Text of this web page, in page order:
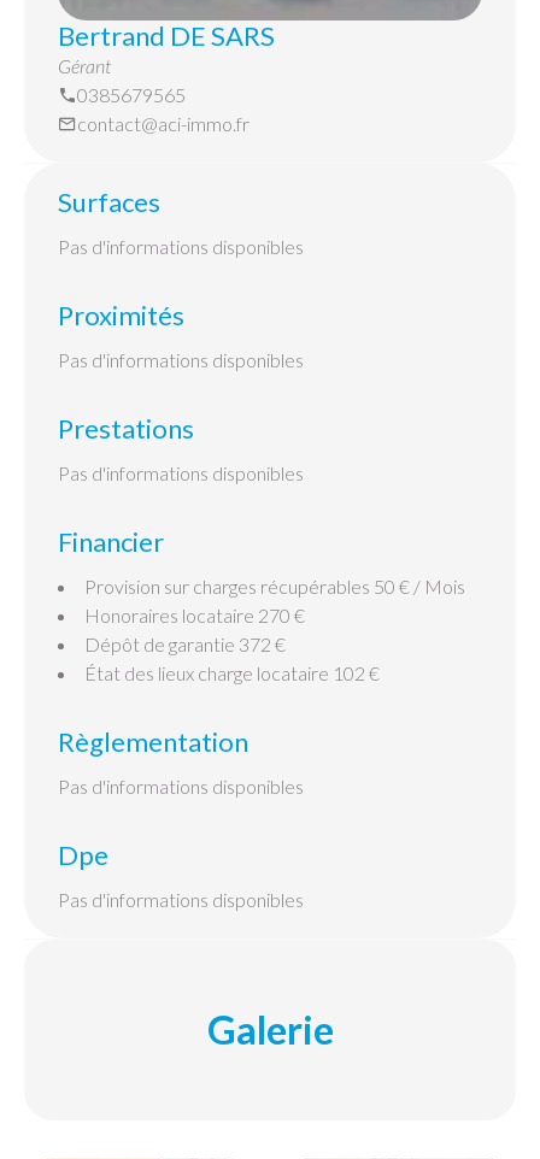
Bertrand DE SARS
Gérant
0385679565
contact@aci-immo.fr
Surfaces
Pas d'informations disponibles
Proximités
Pas d'informations disponibles
Prestations
Pas d'informations disponibles
Financier
Provision sur charges récupérables 50 € / Mois
Honoraires locataire 270 €
Dépôt de garantie 372 €
État des lieux charge locataire 102 €
Règlementation
Pas d'informations disponibles
Dpe
Pas d'informations disponibles
Galerie